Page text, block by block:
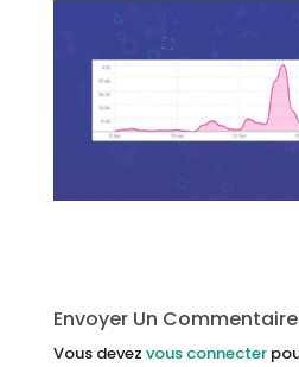
Envoyer Un Commentaire
Vous devez vous connecter